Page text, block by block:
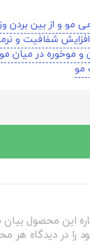
مو و از بین بردن
شفافیت و
و موخوره در میان
مو
این محصول
را در دیدگاه هر